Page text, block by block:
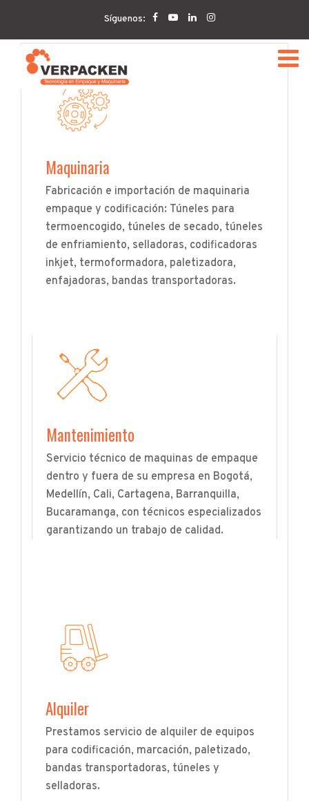
Síguenos:
Maquinaria
Fabricación e importación de maquinaria
empaque y codificación: Túneles para
termoencogido, túneles de secado, túneles
de enfriamiento, selladoras, codificadoras
inkjet, termoformadora, paletizadora,
enfajadoras, bandas transportadoras.
Mantenimiento
Servicio técnico de maquinas de empaque
dentro y fuera de su empresa en Bogotá,
Medellín, Cali, Cartagena, Barranquilla,
Bucaramanga, con técnicos especializados
garantizando un trabajo de calidad.
Alquiler
Prestamos servicio de alquiler de equipos
para codificación, marcación, paletizado,
bandas transportadoras, túneles y
selladoras.